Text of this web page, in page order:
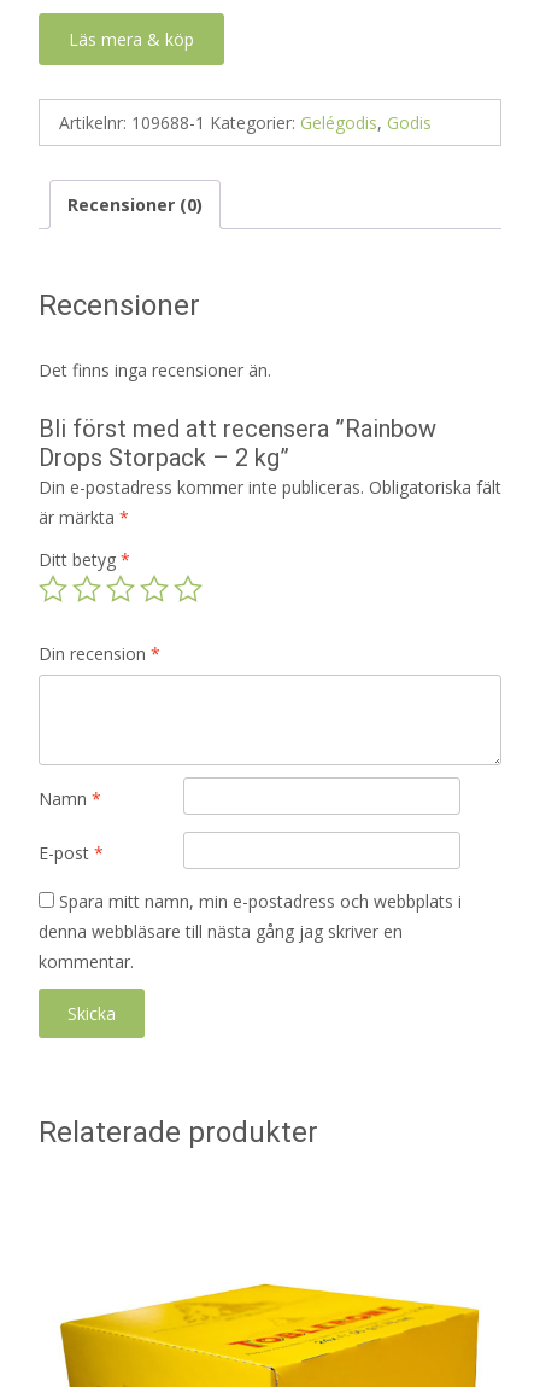
Läs mera & köp
Artikelnr: 109688-1 Kategorier: Gelégodis, Godis
Recensioner (0)
Recensioner
Det finns inga recensioner än.
Bli först med att recensera ”Rainbow
Drops Storpack – 2 kg”
Din e-postadress kommer inte publiceras. Obligatoriska fält
är märkta *
Ditt betyg *
Din recension *
Namn *
E-post *
Spara mitt namn, min e-postadress och webbplats i
denna webbläsare till nästa gång jag skriver en
kommentar.
Relaterade produkter